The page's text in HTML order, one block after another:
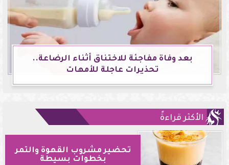
بعد وفاة مفاجئة للاختناق أثناء الرضاعة..
تحذيرات عاجلة للأمهات
الأكثر قراءةً
تحضير مشروب القهوة والتمر
بخطوات بسيطة